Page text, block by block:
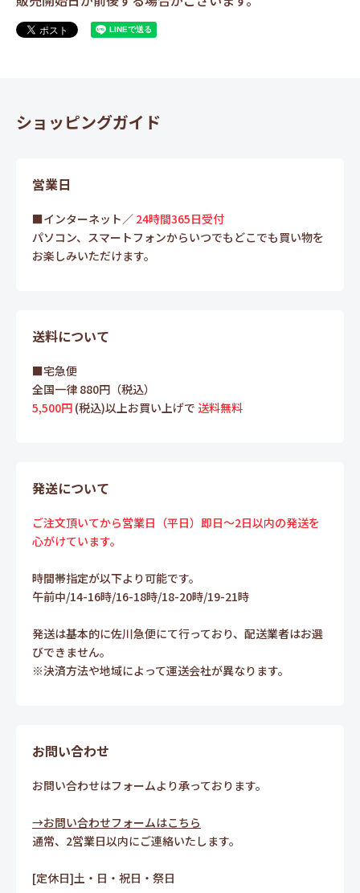
ショッピングガイド
営業日
■インターネット／ 24時間365日受付
パソコン、スマートフォンからいつでもどこでも買い物を
お楽しみいただけます。
送料について
■宅急便
全国一律 880円（税込）
5,500円 (税込)以上お買い上げで 送料無料
発送について
ご注文頂いてから営業日（平日）即日～2日以内の発送を
心がけています。
時間帯指定が以下より可能です。
午前中/14-16時/16-18時/18-20時/19-21時
発送は基本的に佐川急便にて行っており、配送業者はお選
びできません。
※決済方法や地域によって運送会社が異なります。
お問い合わせ
お問い合わせはフォームより承っております。
→お問い合わせフォームはこちら
通常、2営業日以内にご連絡いたします。
[定休日]土・日・祝日・祭日